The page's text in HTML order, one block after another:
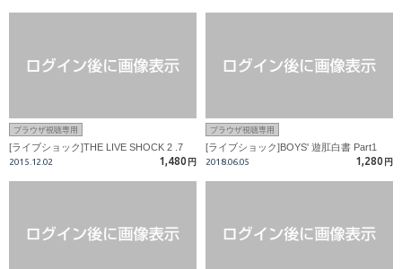
ブラウザ視聴専用
[ライブショック]THE LIVE SHOCK 2 .7
2015.12.02 1,480 円
ブラウザ視聴専用
[ライブショック]BOYS' 遊肛白書 Part1
2018.06.05 1,280 円